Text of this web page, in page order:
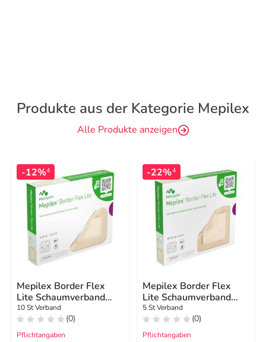
Produkte aus der Kategorie Mepilex
Alle Produkte anzeigen
-12%4
Mepilex Border Flex
Lite Schaumverband
4x5 cm
10 St Verband
(0)
Pflichtangaben
-22%4
Mepilex Border Flex
Lite Schaumverband
10x10 cm
5 St Verband
(0)
Pflichtangaben